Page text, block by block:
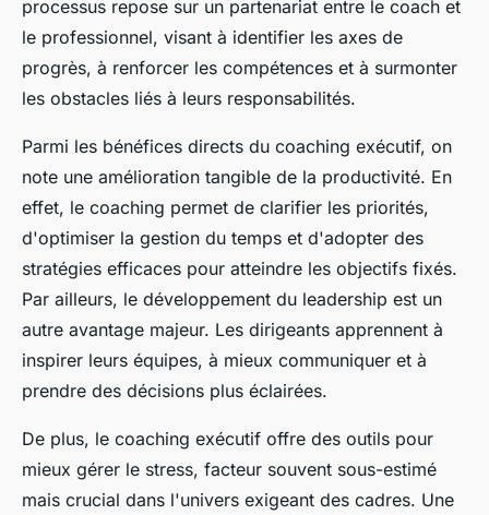
processus repose sur un partenariat entre le coach et
le professionnel, visant à identifier les axes de
progrès, à renforcer les compétences et à surmonter
les obstacles liés à leurs responsabilités.
Parmi les bénéfices directs du coaching exécutif, on
note une amélioration tangible de la productivité. En
effet, le coaching permet de clarifier les priorités,
d'optimiser la gestion du temps et d'adopter des
stratégies efficaces pour atteindre les objectifs fixés.
Par ailleurs, le développement du leadership est un
autre avantage majeur. Les dirigeants apprennent à
inspirer leurs équipes, à mieux communiquer et à
prendre des décisions plus éclairées.
De plus, le coaching exécutif offre des outils pour
mieux gérer le stress, facteur souvent sous-estimé
mais crucial dans l'univers exigeant des cadres. Une